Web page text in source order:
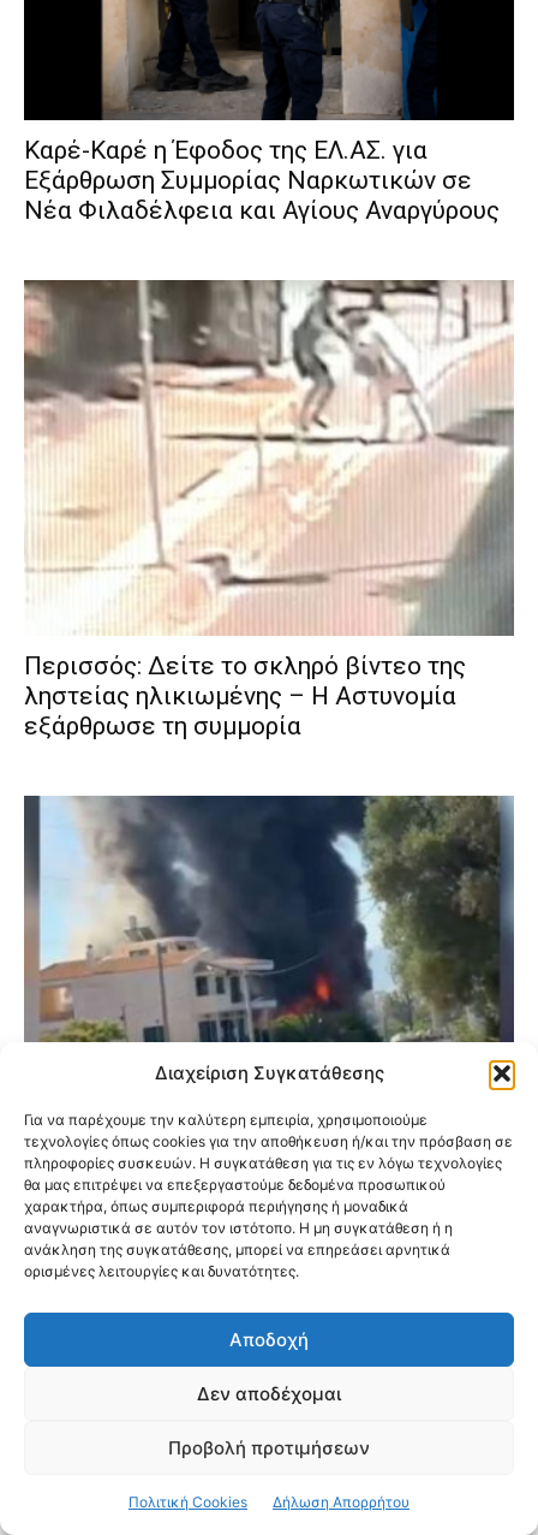
Διαχείριση Συγκατάθεσης
Για να παρέχουμε την καλύτερη εμπειρία, χρησιμοποιούμε
τεχνολογίες όπως cookies για την αποθήκευση ή/και την πρόσβαση σε
πληροφορίες συσκευών. Η συγκατάθεση για τις εν λόγω τεχνολογίες
θα μας επιτρέψει να επεξεργαστούμε δεδομένα προσωπικού
χαρακτήρα, όπως συμπεριφορά περιήγησης ή μοναδικά
αναγνωριστικά σε αυτόν τον ιστότοπο. Η μη συγκατάθεση ή η
ανάκληση της συγκατάθεσης, μπορεί να επηρεάσει αρνητικά
ορισμένες λειτουργίες και δυνατότητες.
Αποδοχή
Δεν αποδέχομαι
Προβολή προτιμήσεων
Πολιτική Cookies Δήλωση Απορρήτου
Καρέ-Καρέ η Έφοδος της ΕΛ.ΑΣ. για
Εξάρθρωση Συμμορίας Ναρκωτικών σε
Νέα Φιλαδέλφεια και Αγίους Αναργύρους
Περισσός: Δείτε το σκληρό βίντεο της
ληστείας ηλικιωμένης – Η Αστυνομία
εξάρθρωσε τη συμμορία
Φωτιά σε κατάστημα με ανταλλακτικά
αυτοκινήτων στο Μενίδι